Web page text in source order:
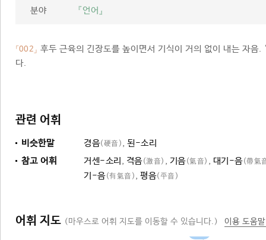
분야
『언어』
「002」 후두 근육의 긴장도를 높이면서 기식이 거의 없이 내는 자음.
다.
관련 어휘
비슷한말 경음(硬音) , 된-소리
참고 어휘
거센-소리 , 격음(激音) , 기음(氣音) , 대기-음(帶氣
기-음(有氣音) , 평음(平音)
어휘 지도 (마우스로 어휘 지도를 이동할 수 있습니다.) 이용 도움